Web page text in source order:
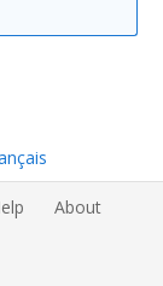
About